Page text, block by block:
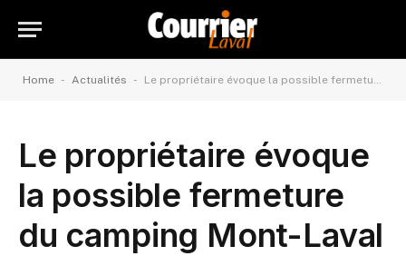
Home - Actualités - Le propriétaire évoque la possible fermeture du camping Mont-Laval
Le propriétaire évoque
la possible fermeture
du camping Mont-Laval